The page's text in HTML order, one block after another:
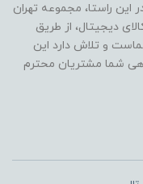
این راستا، مجموعه تهران
دیجیتال، از طریق
و تلاش دارد این
شما مشتریان محترم